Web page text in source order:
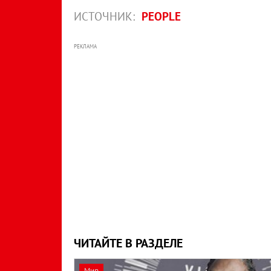
ИСТОЧНИК: PEOPLE
РЕКЛАМА
ЧИТАЙТЕ В РАЗДЕЛЕ